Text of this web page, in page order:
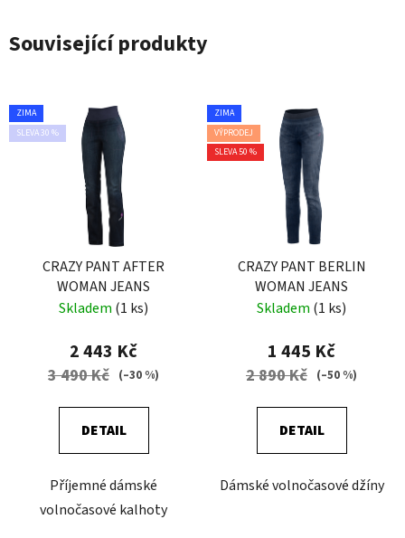
Související produkty
ZIMA
SLEVA 30 %
CRAZY PANT AFTER
WOMAN JEANS
Skladem (1 ks)
2 443 Kč
3 490 Kč (–30 %)
DETAIL
Příjemné dámské
volnočasové kalhoty
ZIMA
VÝPRODEJ
SLEVA 50 %
CRAZY PANT BERLIN
WOMAN JEANS
Skladem (1 ks)
1 445 Kč
2 890 Kč (–50 %)
DETAIL
Dámské volnočasové džíny